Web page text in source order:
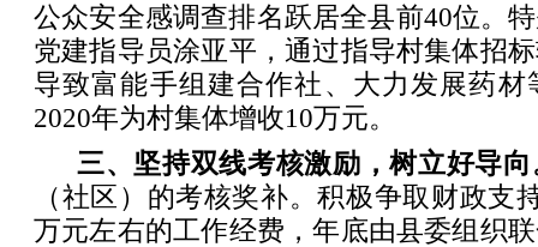
公众安全感调查排名跃居全县前40位。
党建指导员涂亚平，通过指导村集体招
导致富能手组建合作社、大力发展药材
2020年为村集体增收10万元。
三、坚持双线考核激励，树立好导向
（社区）的考核奖补。积极争取财政支
万元左右的工作经费，年底由县委组织